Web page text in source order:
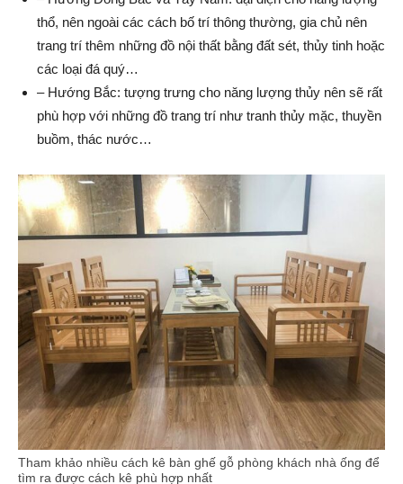
thổ, nên ngoài các cách bố trí thông thường, gia chủ nên
trang trí thêm những đồ nội thất bằng đất sét, thủy tinh hoặc
các loại đá quý…
– Hướng Bắc: tượng trưng cho năng lượng thủy nên sẽ rất
phù hợp với những đồ trang trí như tranh thủy mặc, thuyền
buồm, thác nước…
Tham khảo nhiều cách kê bàn ghế gỗ phòng khách nhà ống để
tìm ra được cách kê phù hợp nhất